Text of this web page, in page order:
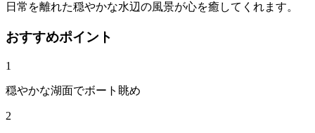
日常を離れた穏やかな水辺の風景が心を癒してくれます。
おすすめポイント
1
穏やかな湖面でボート眺め
2